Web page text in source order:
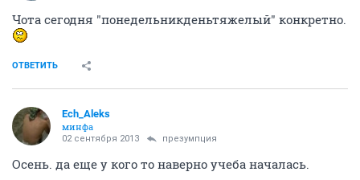
Чота сегодня "понедельникденьтяжелый" конкретно.
ОТВЕТИТЬ
Ech_Aleks
минфа
02 сентября 2013 презумпция
Осень. да еще у кого то наверно учеба началась.